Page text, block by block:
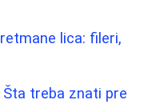
lica: fileri,
treba znati pre